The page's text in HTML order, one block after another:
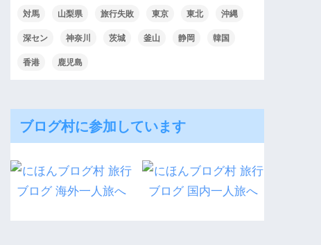
対馬
山梨県 旅行失敗 東京 東北
沖縄
深セン
神奈川 茨城 釜山 静岡
韓国
香港
鹿児島
ブログ村に参加しています